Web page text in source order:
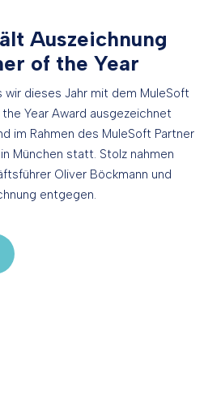
Auszeichnung
of the Year
wir dieses Jahr mit dem MuleSoft
Year Award ausgezeichnet
im Rahmen des MuleSoft Partner
München statt. Stolz nahmen
Oliver Böckmann und
entgegen.